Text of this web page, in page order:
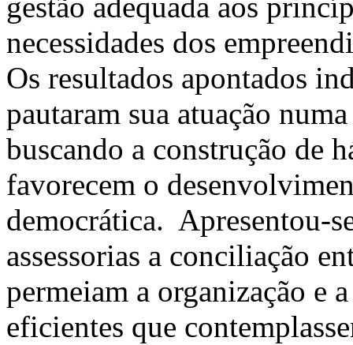
gestão adequada aos
necessidades dos
Os resultados apontados
pautaram sua atuação
buscando a construção de
favorecem o
democrática. Apresentou-
assessorias a conciliação
permeiam a organização e
eficientes que